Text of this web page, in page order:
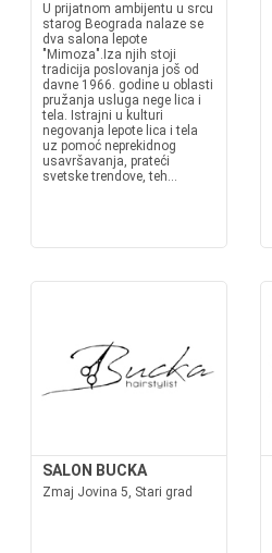
U prijatnom ambijentu u srcu
starog Beograda nalaze se
dva salona lepote
"Mimoza".Iza njih stoji
tradicija poslovanja još od
davne 1966. godine u oblasti
pružanja usluga nege lica i
tela. Istrajni u kulturi
negovanja lepote lica i tela
uz pomoć neprekidnog
usavršavanja, prateći
svetske trendove, teh...
SALON BUCKA
Zmaj Jovina 5, Stari grad